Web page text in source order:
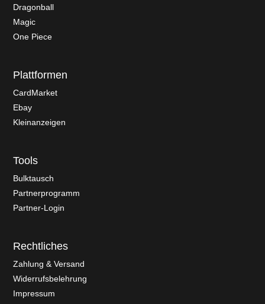
Dragonball
Magic
One Piece
Plattformen
CardMarket
Ebay
Kleinanzeigen
Tools
Bulktausch
Partnerprogramm
Partner-Login
Rechtliches
Zahlung & Versand
Widerrufsbelehrung
Impressum